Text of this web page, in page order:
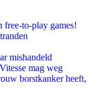
free-to-play games!
mishandeld
mag weg
borstkanker heeft,